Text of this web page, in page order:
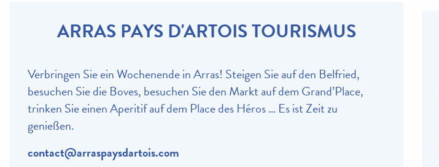
ARRAS PAYS D'ARTOIS TOURISMUS
Verbringen Sie ein Wochenende in Arras! Steigen Sie auf den Belfried,
besuchen Sie die Boves, besuchen Sie den Markt auf dem Grand’Place,
trinken Sie einen Aperitif auf dem Place des Héros … Es ist Zeit zu
genießen.
contact@arraspaysdartois.com